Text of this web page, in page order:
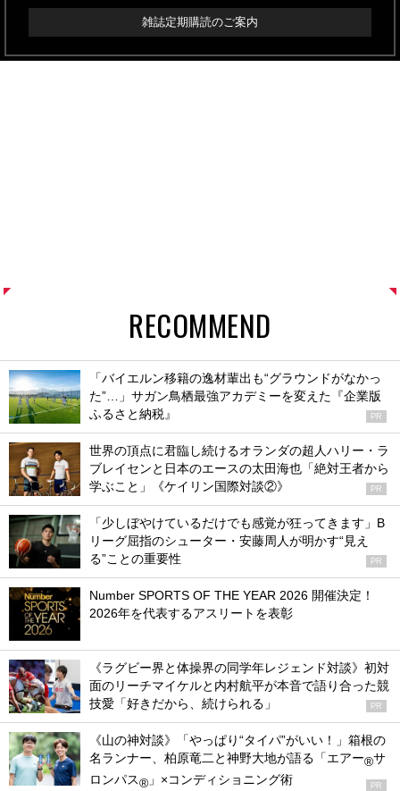
雑誌定期購読のご案内
RECOMMEND
「バイエルン移籍の逸材輩出も“グラウンドがなかっ
た”…」サガン鳥栖最強アカデミーを変えた『企業版
ふるさと納税』
PR
世界の頂点に君臨し続けるオランダの超人ハリー・ラ
ブレイセンと日本のエースの太田海也「絶対王者から
学ぶこと」《ケイリン国際対談②》
PR
「少しぼやけているだけでも感覚が狂ってきます」B
リーグ屈指のシューター・安藤周人が明かす“見え
る”ことの重要性
PR
Number SPORTS OF THE YEAR 2026 開催決定！
2026年を代表するアスリートを表彰
《ラグビー界と体操界の同学年レジェンド対談》初対
面のリーチマイケルと内村航平が本音で語り合った競
技愛「好きだから、続けられる」
PR
《山の神対談》「やっぱり“タイパ”がいい！」箱根の
名ランナー、柏原竜二と神野大地が語る「エアー®サ
ロンパス® 」×コンディショニング術 PR